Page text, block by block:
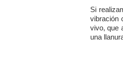
Si
vibración
vivo, que
una